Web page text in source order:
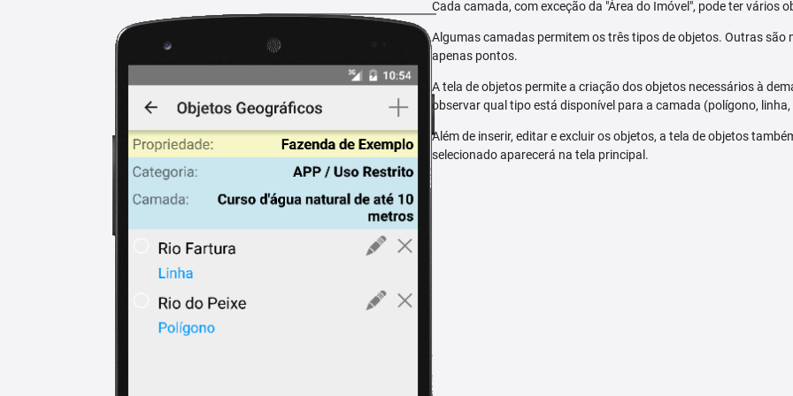
Cada camada, com exceção da "Área do Imóvel", pode ter vários
Algumas camadas permitem os três tipos de objetos. Outras
apenas pontos.
A tela de objetos permite a criação dos objetos necessários à
observar qual tipo está disponível para a camada (polígono,
Além de inserir, editar e excluir os objetos, a tela de objetos
selecionado aparecerá na tela principal.